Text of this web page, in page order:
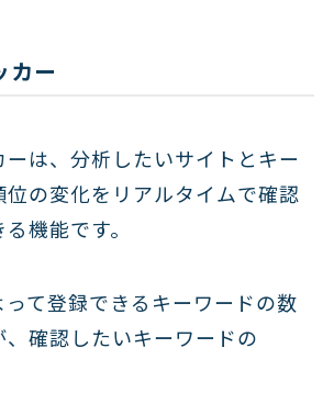
カー
は、分析したいサイトとキー
位の変化をリアルタイムで確認
機能です。
て登録できるキーワードの数
、確認したいキーワードの